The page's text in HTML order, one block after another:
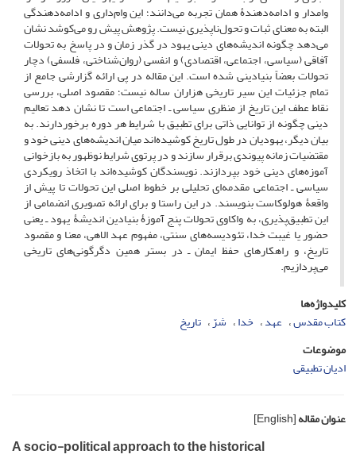
وامدار و ادامه‌دهندۀ همان تجربه می‌دانند؛ این وام‌داری و ادامه‌دهندگی
البته به معنای ثبات و تحول‌ناپذیری نیست. پژوهش پیش رو می‌کوشد نشان
می‌دهد چگونه اندیشه‌های دینی یهود در گذر زمان و در پاسخ به تحولات
آفاقی (سیاسی، اجتماعی، اقتصادی) و انفسی (روان‌شناختی، فلسفی) دچار
تحولات بعضاً بنیادینی شده است. این مقاله در پی ارائه گزارشی جامع از
تمام جزئیات این سیر تاریخی هزاران ساله نیست؛ مقصود اصلی، بررسی
نقاط عطف این تاریخ از منظری سیاسی ـ اجتماعی است تا نشان دهد تعالیم
دینی چگونه از توانایی ذاتی برای تطبیق با شرایط هر دوره برخوردارند. به
بیان دیگر، یهودیان در طول تاریخ کوشیده‌اند میان اندیشه‌های دینی خود و
مقتضیات زمانه پیوندی برقرار سازند و در پرتوی شرایط نوظهور به بازخوانی
آموزه‌های دینی خود بپردازند. نویسندگان کوشیده‌اند با اتخاذ رویکردی
سیاسی ـ اجتماعی مقدمه‌ای تحلیلی بر خطوط اصلی این تحولات تا پیش از
واقعۀ هولوکاست بنویسند. در این راستا و برای ارائه تصویری انضمامی از
این تطبیق‌پذیری، به واکاوی تحولات پنج آموزۀ بنیادین اندیشۀ یهود ـ یعنی
حضور یا غیبت خدا، تئودیسه‌های سنتی، مفهوم عهد الاهی، معنا و مقصود
تاریخ، و راهکارهای حفظ ایمان ـ در بستر همین دگرگونی‌های تاریخی
می‌پردازیم.
کلیدواژه‌ها
کتاب مقدس عهد خدا شرّ تاریخ
موضوعات
ادیان تطبیقی
عنوان مقاله[English]
A socio-political approach to the historical